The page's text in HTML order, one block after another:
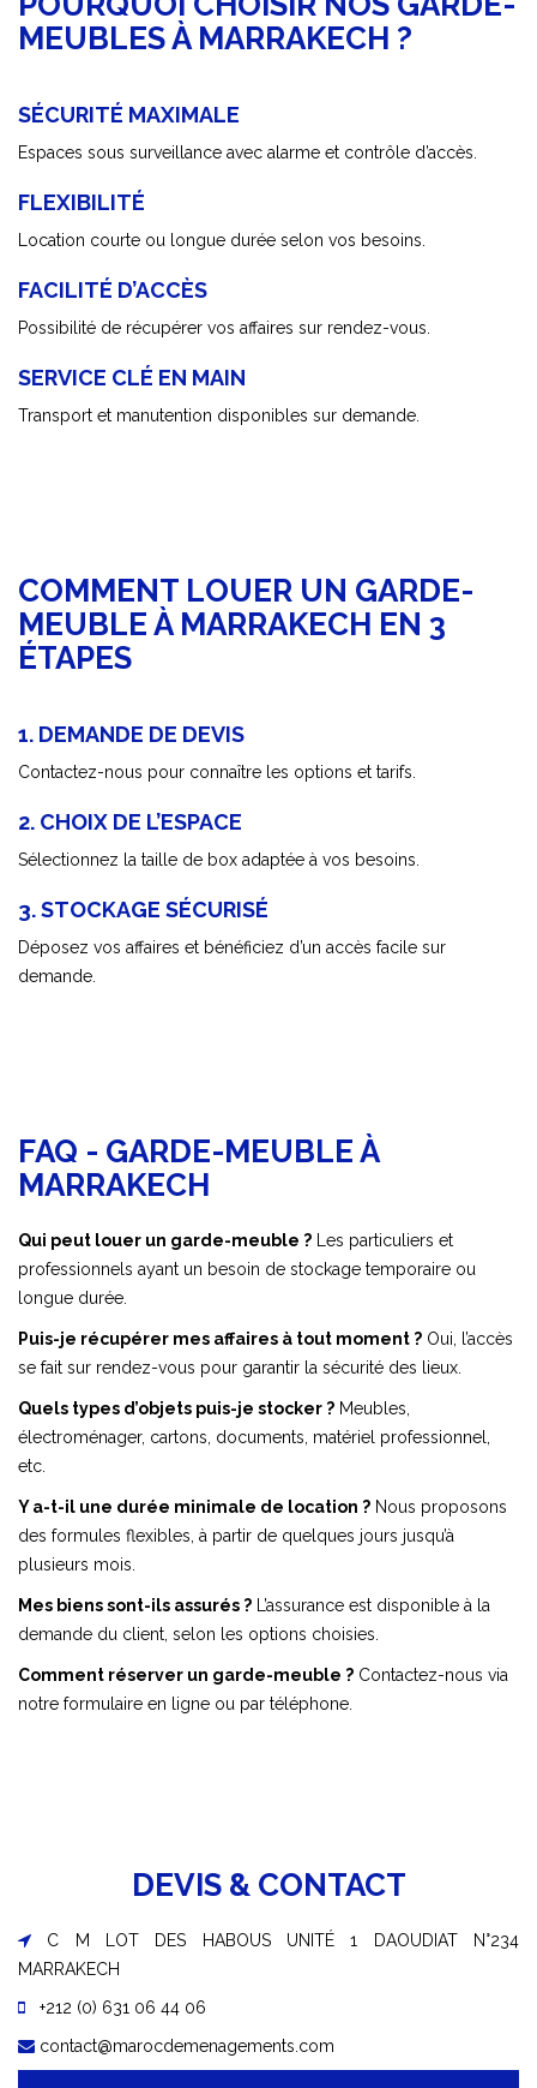
MEUBLES À MARRAKECH ?
SÉCURITÉ MAXIMALE
Espaces sous surveillance avec alarme et contrôle d’accès.
FLEXIBILITÉ
Location courte ou longue durée selon vos besoins.
FACILITÉ D’ACCÈS
Possibilité de récupérer vos affaires sur rendez-vous.
SERVICE CLÉ EN MAIN
Transport et manutention disponibles sur demande.
COMMENT LOUER UN GARDE-
MEUBLE À MARRAKECH EN 3
ÉTAPES
1. DEMANDE DE DEVIS
Contactez-nous pour connaître les options et tarifs.
2. CHOIX DE L’ESPACE
Sélectionnez la taille de box adaptée à vos besoins.
3. STOCKAGE SÉCURISÉ
Déposez vos affaires et bénéficiez d’un accès facile sur
demande.
FAQ - GARDE-MEUBLE À
MARRAKECH
Qui peut louer un garde-meuble ? Les particuliers et
professionnels ayant un besoin de stockage temporaire ou
longue durée.
Puis-je récupérer mes affaires à tout moment ? Oui, l’accès
se fait sur rendez-vous pour garantir la sécurité des lieux.
Quels types d’objets puis-je stocker ? Meubles,
électroménager, cartons, documents, matériel professionnel,
etc.
Y a-t-il une durée minimale de location ? Nous proposons
des formules flexibles, à partir de quelques jours jusqu’à
plusieurs mois.
Mes biens sont-ils assurés ? L’assurance est disponible à la
demande du client, selon les options choisies.
Comment réserver un garde-meuble ? Contactez-nous via
notre formulaire en ligne ou par téléphone.
DEVIS & CONTACT
C M LOT DES HABOUS UNITÉ 1 DAOUDIAT N°234
MARRAKECH
+212 (0) 631 06 44 06
contact@marocdemenagements.com